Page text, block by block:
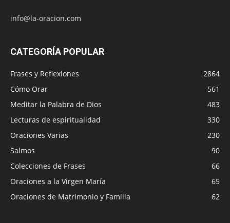
info@la-oracion.com
CATEGORÍA POPULAR
Frases y Reflexiones
2864
Cómo Orar
561
Meditar la Palabra de Dios
483
Lecturas de espiritualidad
330
Oraciones Varias
230
Salmos
90
Colecciones de Frases
66
Oraciones a la Virgen María
65
Oraciones de Matrimonio y Familia
62